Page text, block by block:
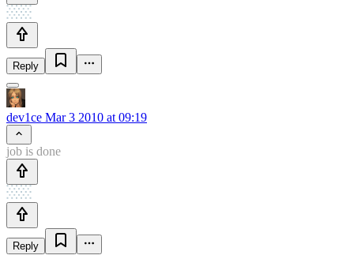
Reply
dev1ce Mar 3 2010 at 09:19
job is done
Reply